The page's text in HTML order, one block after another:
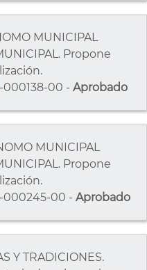
MUNICIPAL
Propone
00 - Aprobado
MUNICIPAL
Propone
000245-00 - Aprobado
Y TRADICIONES.